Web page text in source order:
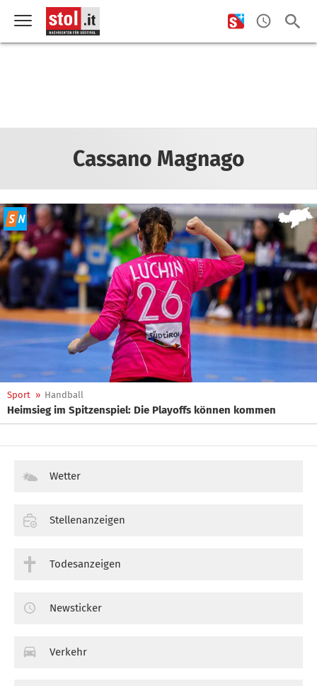
Cassano Magnago
Sport » Handball
Heimsieg im Spitzenspiel: Die Playoffs können kommen
Wetter
Stellenanzeigen
Todesanzeigen
Newsticker
Verkehr